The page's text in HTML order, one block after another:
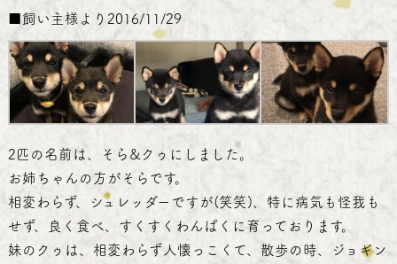
■飼い主様より 2016/11/29
2匹の名前は、そら&クゥにしました。
お姉ちゃんの方がそらです。
相変わらず、シュレッダーですが(笑笑)、特に病気も怪我も
せず、良く食べ、すくすくわんぱくに育っております。
妹のクゥは、相変わらず人懐っこくて、散歩の時、ジョギン